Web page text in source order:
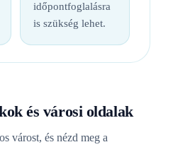
időpontfoglalásra
is szükség lehet.
és városi oldalak
várost, és nézd meg a